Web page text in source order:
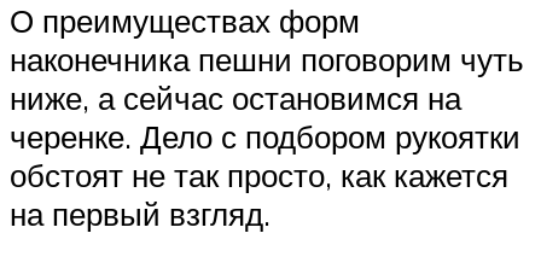
О преимуществах форм
наконечника пешни поговорим чуть
ниже, а сейчас остановимся на
черенке. Дело с подбором рукоятки
обстоят не так просто, как кажется
на первый взгляд.